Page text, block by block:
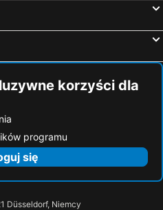
korzyści dla
programu
się
Düsseldorf, Niemcy